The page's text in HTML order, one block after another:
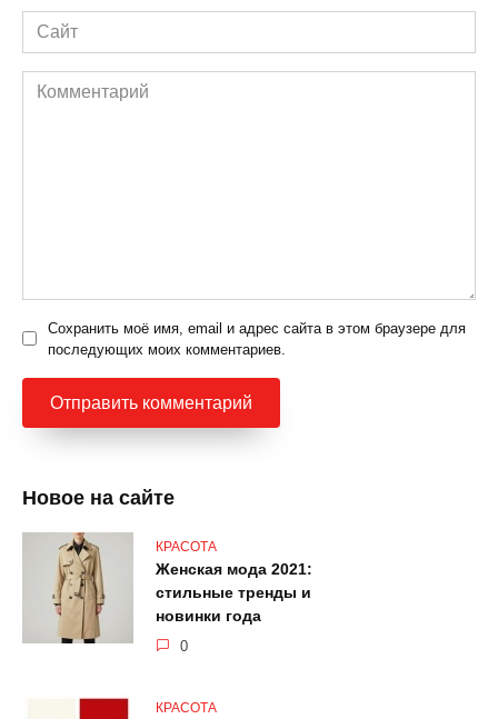
Сайт
Комментарий
Сохранить моё имя, email и адрес сайта в этом браузере для
последующих моих комментариев.
Новое на сайте
КРАСОТА
Женская мода 2021:
стильные тренды и
новинки года
0
КРАСОТА